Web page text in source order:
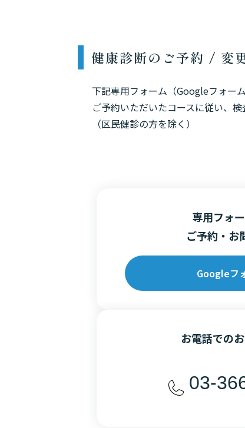
健康診断のご予約 / 変
下記専用フォーム（Googleフォー
ご予約いただいたコースに従い、
（区民健診の方を除く）
専用フォ
ご予約・お
Googleフ
お電話での
03-